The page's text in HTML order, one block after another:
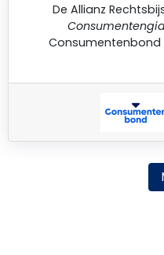
De Allianz
Consumentenbond